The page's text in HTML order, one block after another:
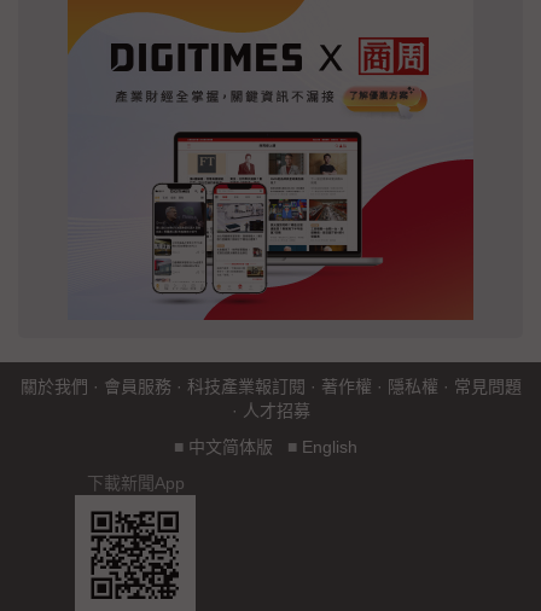
關於我們 · 會員服務 · 科技產業報訂閱 · 著作權 · 隱私權 · 常見問題
· 人才招募
■ 中文简体版 ■ English
下載新聞App